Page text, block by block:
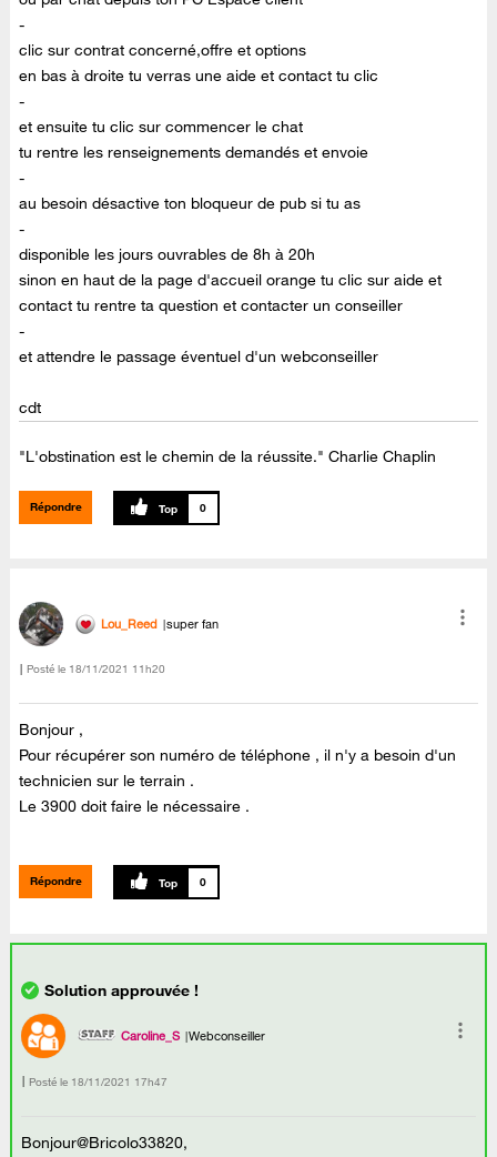
-
clic sur contrat concerné,offre et options
en bas à droite tu verras une aide et contact tu clic
-
et ensuite tu clic sur commencer le chat
tu rentre les renseignements demandés et envoie
-
au besoin désactive ton bloqueur de pub si tu as
-
disponible les jours ouvrables de 8h à 20h
sinon en haut de la page d'accueil orange tu clic sur aide et
contact tu rentre ta question et contacter un conseiller
-
et attendre le passage éventuel d'un webconseiller
cdt
"L'obstination est le chemin de la réussite." Charlie Chaplin
Répondre 0
Lou_Reed super fan
Posté le ‎18/11/2021 11h20
Bonjour ,
Pour récupérer son numéro de téléphone , il n'y a besoin d'un
technicien sur le terrain .
Le 3900 doit faire le nécessaire .
Répondre 0
Caroline_S Webconseiller
Posté le ‎18/11/2021 17h47
Bonjour@Bricolo33820,